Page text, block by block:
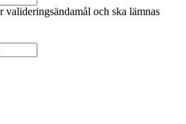
valideringsändamål och ska lämnas